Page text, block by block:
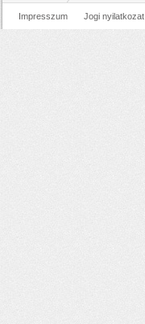
Impresszum Jogi nyilatkozat